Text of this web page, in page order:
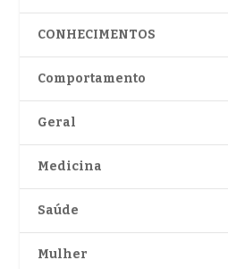
CONHECIMENTOS
Comportamento
Geral
Medicina
Saúde
Mulher